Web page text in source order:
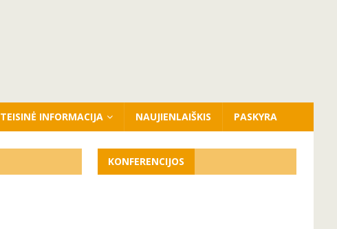
TEISINĖ INFORMACIJA NAUJIENLAIŠKIS PASKYRA
KONFERENCIJOS